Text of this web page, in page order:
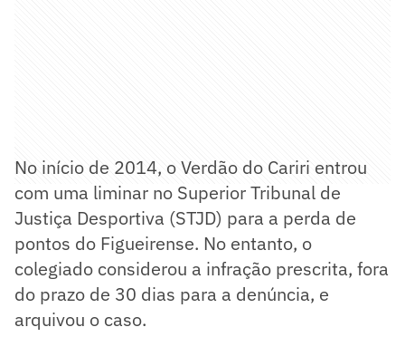
No início de 2014, o Verdão do Cariri entrou
com uma liminar no Superior Tribunal de
Justiça Desportiva (STJD) para a perda de
pontos do Figueirense. No entanto, o
colegiado considerou a infração prescrita, fora
do prazo de 30 dias para a denúncia, e
arquivou o caso.